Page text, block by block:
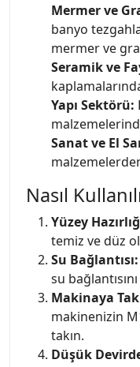
Mermer ve
banyo
mermer ve
Seramik ve
Yapı Sektörü:
Sanat ve El
Nasıl
Yüzey
temiz ve düz
Su Bağlantısı:
su
Makinaya
makinenizin
takın.
Düşük